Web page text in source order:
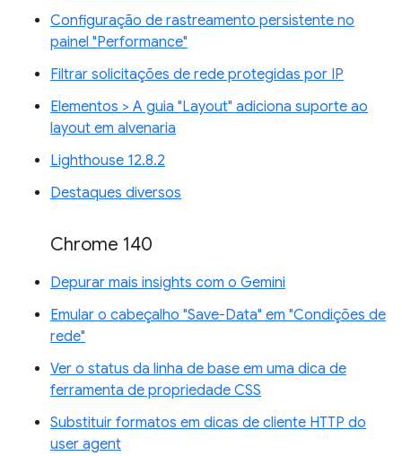
Configuração de rastreamento persistente no
painel "Performance"
Filtrar solicitações de rede protegidas por IP
Elementos > A guia "Layout" adiciona suporte ao
layout em alvenaria
Lighthouse 12.8.2
Destaques diversos
Chrome 140
Depurar mais insights com o Gemini
Emular o cabeçalho "Save-Data" em "Condições de
rede"
Ver o status da linha de base em uma dica de
ferramenta de propriedade CSS
Substituir formatos em dicas de cliente HTTP do
user agent